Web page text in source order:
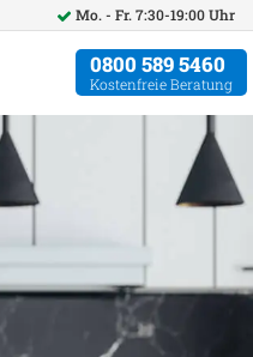
Mo. - Fr. 7:30-19:00 Uhr
0800 589 5460
Kostenfreie Beratung